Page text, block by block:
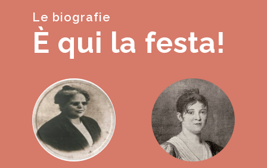
Le biografie
È qui la festa!